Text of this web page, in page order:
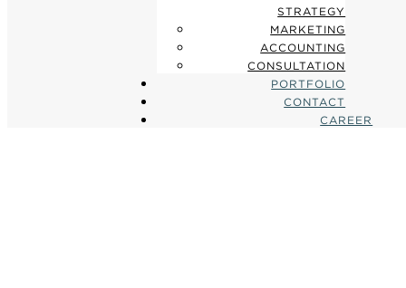
STRATEGY
MARKETING
ACCOUNTING
CONSULTATION
PORTFOLIO
CONTACT
CAREER